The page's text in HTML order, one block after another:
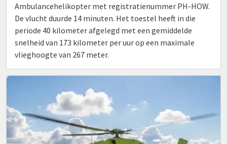
Ambulancehelikopter met registratienummer PH-HOW.
De vlucht duurde 14 minuten. Het toestel heeft in die
periode 40 kilometer afgelegd met een gemiddelde
snelheid van 173 kilometer per uur op een maximale
vlieghoogte van 267 meter.